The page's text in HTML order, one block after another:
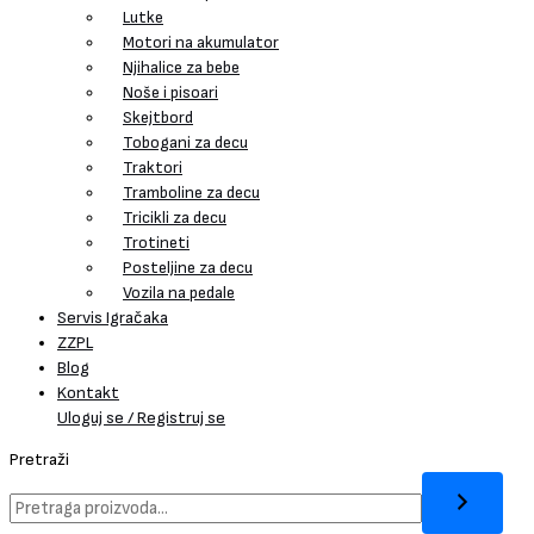
Lutke
Motori na akumulator
Njihalice za bebe
Noše i pisoari
Skejtbord
Tobogani za decu
Traktori
Tramboline za decu
Tricikli za decu
Trotineti
Posteljine za decu
Vozila na pedale
Servis Igračaka
ZZPL
Blog
Kontakt
Uloguj se / Registruj se
Pretraži